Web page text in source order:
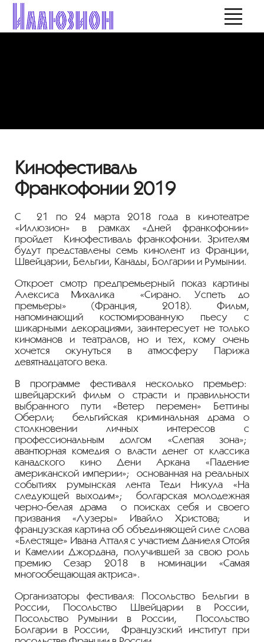
Кинофестиваль
Франкофонии 2019
С 21 по 24 марта 2018 года в кинотеатре
«Иллюзион» в рамках «Дней франкофонии»
пройдет Кинофестиваль франкофонии. Зрителям
будут представлены семь кинолент из Франции,
Швейцарии, Бельгии, Канады, Болгарии и Румынии.
Откроет смотр предпремьерный показ картины
Алексиса Михалика «Сирано. Успеть до
премьеры» (Франция, 2018). Фильм,
напоминающий костюмированную пьесу с
шикарными декорациями, заинтересует не только
киноманов и театралов, но и тех, кому очень
хочется окунуться в атмосферу Парижа
девятнадцатого века.
В программе фестиваля несколько премьер:
швейцарский фильм о страсти и правильности
выбранного пути «Ветер перемен» Беттины
Оберли; бельгийская криминальная драма о
столкновении личных интересов с
профессиональным долгом «Слепая зона»;
авантюрная комедия о власти денег от классика
канадского кино Дени Аркана «Падение
американской империи»; основанная на реальных
событиях румынская лента Теди Никула «На
следующей выходим»; болгарская молодежная
черно-белая драма о поисках себя и своего
призвания «Лузеры» Ивайло Христова; и
французская картина об объединяющей силе слова
«Блестяще» Ивана Атталя с участием Даниеля Отойя
и Камелии Джордана, получившей за свою роль
премию Сезар 2018 в номинации «Самая
многообещающая актриса».
Организаторы фестиваля: Посольство Бельгии в
России, Посольство Швейцарии в России,
Посольство Румынии в России, Посольство
Болгарии в России, Французский институт при